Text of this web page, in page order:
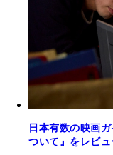
日本有数の映画
ついて』をレビュ